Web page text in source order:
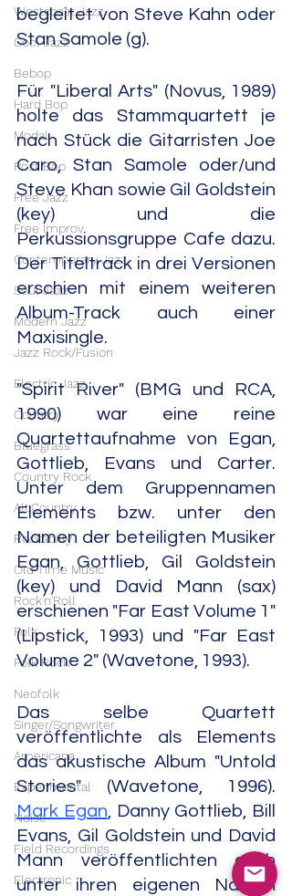
Westcoast Jazz
Cool Jazz
Bebop
Hard Bop
Modal
Post Bop
Free Jazz
Free Improv
Contemporary Jazz
Soul Jazz
Modern Jazz
Jazz Rock/Fusion
Electric Jazz
Country
Bluegrass
Country Rock
Alt.Country
Rockabilly
Old Time Music
Rock'n'Roll
Folk
Folk Rock
Neofolk
Singer/Songwriter
Americana
Experimental
Noise
Field Recordings
Electronic
begleitet von Steve Kahn oder
Stan Samole (g).
Für "Liberal Arts" (Novus, 1989)
holte das Stammquartett je
nach Stück die Gitarristen Joe
Caro, Stan Samole oder/und
Steve Khan sowie Gil Goldstein
(key) und die
Perkussionsgruppe Cafe dazu.
Der Titeltrack in drei Versionen
erschien mit einem weiteren
Album-Track auch einer
Maxisingle.
"Spirit River" (BMG und RCA,
1990) war eine reine
Quartettaufnahme von Egan,
Gottlieb, Evans und Carter.
Unter dem Gruppennamen
Elements bzw. unter den
Namen der beteiligten Musiker
Egan, Gottlieb, Gil Goldstein
(key) und David Mann (sax)
erschienen "Far East Volume 1"
(Lipstick, 1993) und "Far East
Volume 2" (Wavetone, 1993).
Das selbe Quartett
veröffentlichte als Elements
das akustische Album "Untold
Mark Egan, Danny Gottlieb, Bill
Evans, Gil Goldstein und David
Mann veröffentlichten auch
unter ihren eigenen Namen